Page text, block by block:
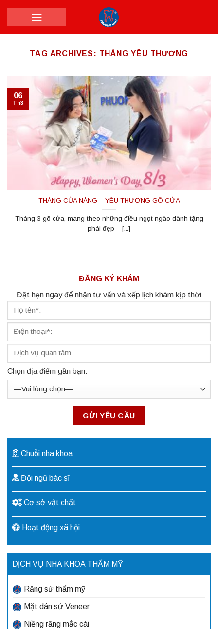
TAG ARCHIVES: THÁNG YÊU THƯƠNG
THÁNG CỦA NÀNG – YÊU THƯƠNG GÕ CỬA
Tháng 3 gõ cửa, mang theo những điều ngọt ngào dành tặng
phái đẹp – [...]
06
Th3
ĐĂNG KÝ KHÁM
Đặt hẹn ngay để nhận tư vấn và xếp lịch khám kịp thời
Chọn địa điểm gần bạn:
Chuỗi nha khoa
Đội ngũ bác sĩ
Cơ sở vật chất
Hoạt động xã hội
DỊCH VỤ NHA KHOA THẨM MỸ
Răng sứ thẩm mỹ
Mặt dán sứ Veneer
Niềng răng mắc cài